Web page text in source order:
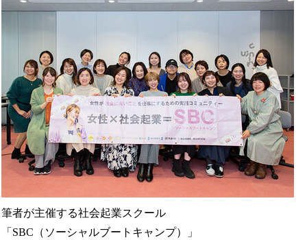
筆者が主催する社会起業スクール
「SBC（ソーシャルブートキャンプ）」